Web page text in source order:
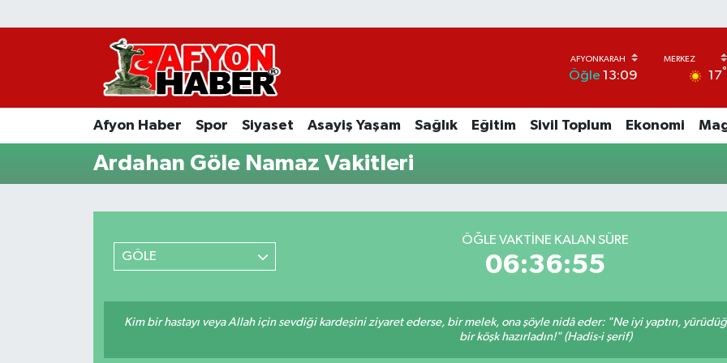
Öğle 13:09 17°
Afyon Haber Spor Siyaset Asayiş Yaşam Sağlık Eğitim Sivil Toplum Ekonomi
Ardahan Göle Namaz Vakitleri
GÖLE
ÖĞLE VAKTINE KALAN SÜRE
06:36:55
Kim bir hastayı veya Allah için sevdiği kardeşini ziyaret ederse, bir melek, ona şöyle nidâ eder: "Ne iyi yaptın,
bir köşk hazırladın!" (Hadis-i şerif)
Afyon Haber
Spor
Asayiş Yaşam